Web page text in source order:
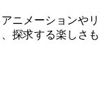
ニメーションやリ
探求する楽しさも